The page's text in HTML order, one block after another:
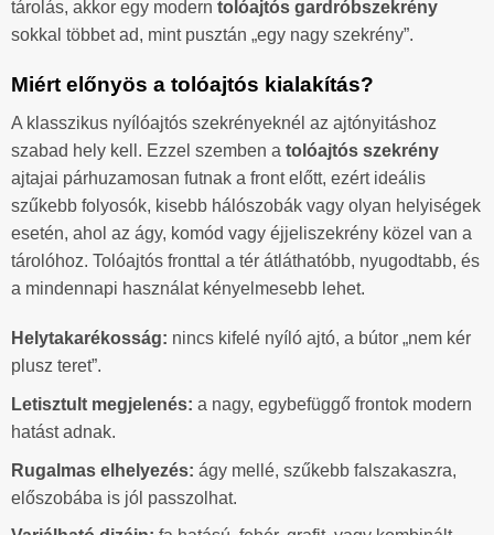
tárolás, akkor egy modern tolóajtós gardróbszekrény
sokkal többet ad, mint pusztán „egy nagy szekrény”.
Miért előnyös a tolóajtós kialakítás?
A klasszikus nyílóajtós szekrényeknél az ajtónyitáshoz
szabad hely kell. Ezzel szemben a tolóajtós szekrény
ajtajai párhuzamosan futnak a front előtt, ezért ideális
szűkebb folyosók, kisebb hálószobák vagy olyan helyiségek
esetén, ahol az ágy, komód vagy éjjeliszekrény közel van a
tárolóhoz. Tolóajtós fronttal a tér átláthatóbb, nyugodtabb, és
a mindennapi használat kényelmesebb lehet.
Helytakarékosság: nincs kifelé nyíló ajtó, a bútor „nem kér
plusz teret”.
Letisztult megjelenés: a nagy, egybefüggő frontok modern
hatást adnak.
Rugalmas elhelyezés: ágy mellé, szűkebb falszakaszra,
előszobába is jól passzolhat.